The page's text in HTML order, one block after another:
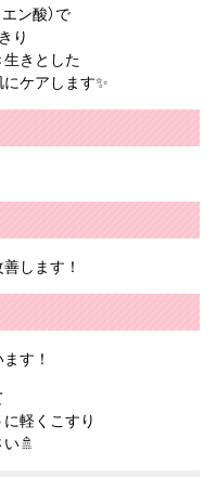
ン酸）で
り
きとした
ケアします✨
します！
す！
軽くこすり
🚿